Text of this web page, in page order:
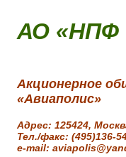
АО «НПФ
Акционерное
«Авиаполис»
Адрес: 125424,
Тел./факс: (495)136-
e-mail: